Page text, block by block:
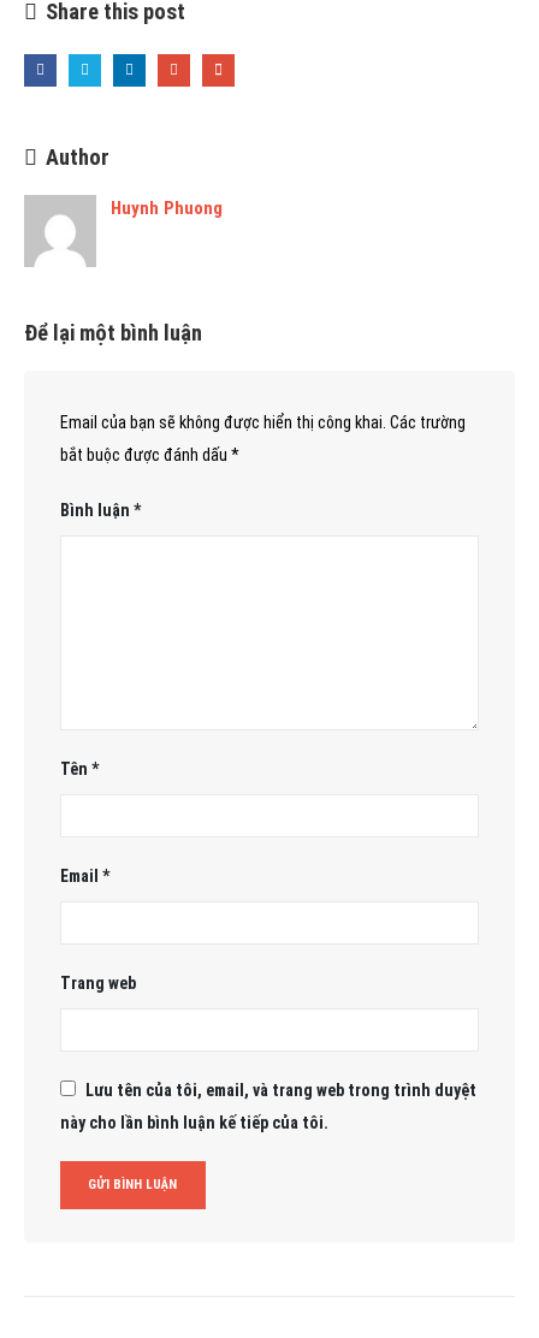
Share this post
Author
Huynh Phuong
Để lại một bình luận
Email của bạn sẽ không được hiển thị công khai. Các trường
bắt buộc được đánh dấu *
Bình luận *
Tên *
Email *
Trang web
Lưu tên của tôi, email, và trang web trong trình duyệt
này cho lần bình luận kế tiếp của tôi.